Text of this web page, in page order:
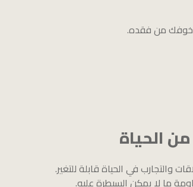
خوفك من فقده.
والتجارب في الحياة قابلة للتغير.
ما لا يمكن السيطرة عليه.